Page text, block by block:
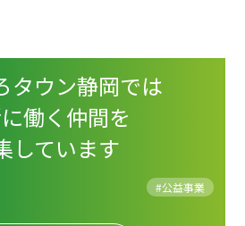
タウン静岡では
働く仲間を
しています
#公益事業